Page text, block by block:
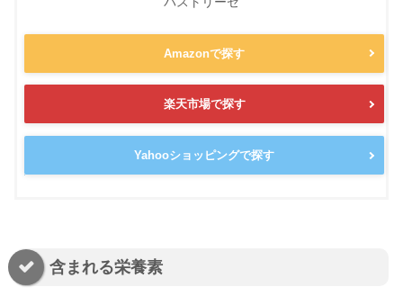
Amazonで探す
楽天市場で探す
Yahooショッピングで探す
含まれる栄養素